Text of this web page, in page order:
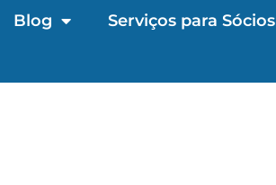
Blog Serviços para Sócios